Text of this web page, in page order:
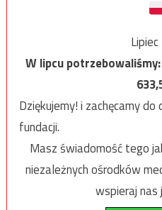
W lipcu potrzebowaliśmy:
Dziękujemy! i zachęcamy
fundacji.
Masz świadomość tego
niezależnych ośrodków
wspieraj nas